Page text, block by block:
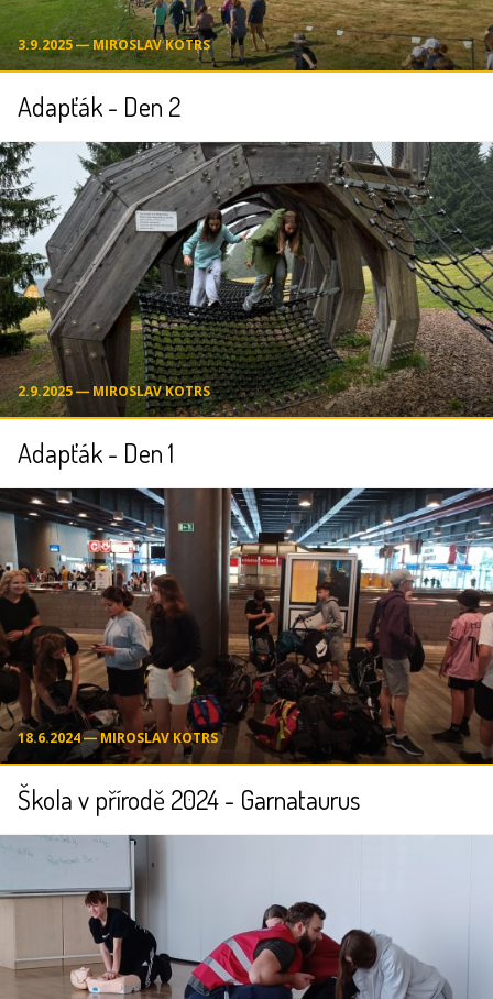
3.9.2025 ― MIROSLAV KOTRS
Adapťák - Den 2
2.9.2025 ― MIROSLAV KOTRS
Adapťák - Den 1
18.6.2024 ― MIROSLAV KOTRS
Škola v přírodě 2024 - Garnataurus